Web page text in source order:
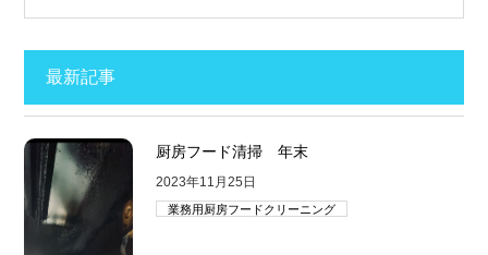
最新記事
厨房フード清掃 年末
2023年11月25日
業務用厨房フードクリーニング